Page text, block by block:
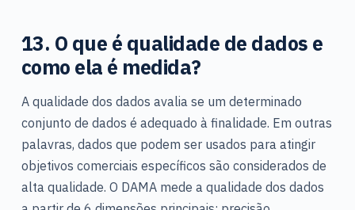
13. O que é qualidade de dados e
como ela é medida?
A qualidade dos dados avalia se um determinado
conjunto de dados é adequado à finalidade. Em outras
palavras, dados que podem ser usados para atingir
objetivos comerciais específicos são considerados de
alta qualidade. O DAMA mede a qualidade dos dados